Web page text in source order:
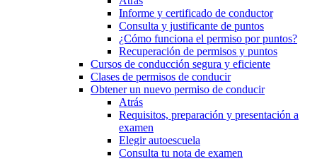
Informe y certificado de conductor
Consulta y justificante de puntos
¿Cómo funciona el permiso por puntos?
Recuperación de permisos y puntos
Cursos de conducción segura y eficiente
Clases de permisos de conducir
Obtener un nuevo permiso de conducir
Atrás
Requisitos, preparación y presentación a
examen
Elegir autoescuela
Consulta tu nota de examen